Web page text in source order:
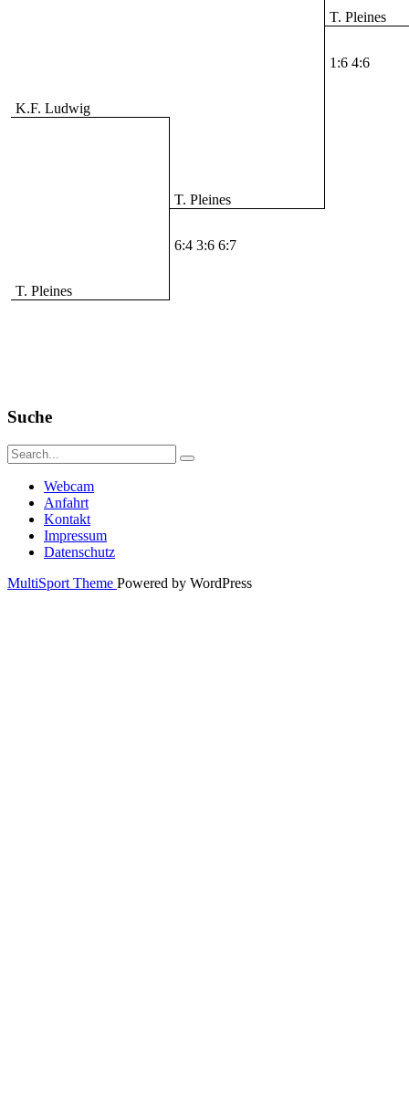
T. Pleines
1:6 4:6
K.F. Ludwig
T. Pleines
6:4 3:6 6:7
T. Pleines
Suche
Webcam
Anfahrt
Kontakt
Impressum
Datenschutz
MultiSport Theme Powered by WordPress